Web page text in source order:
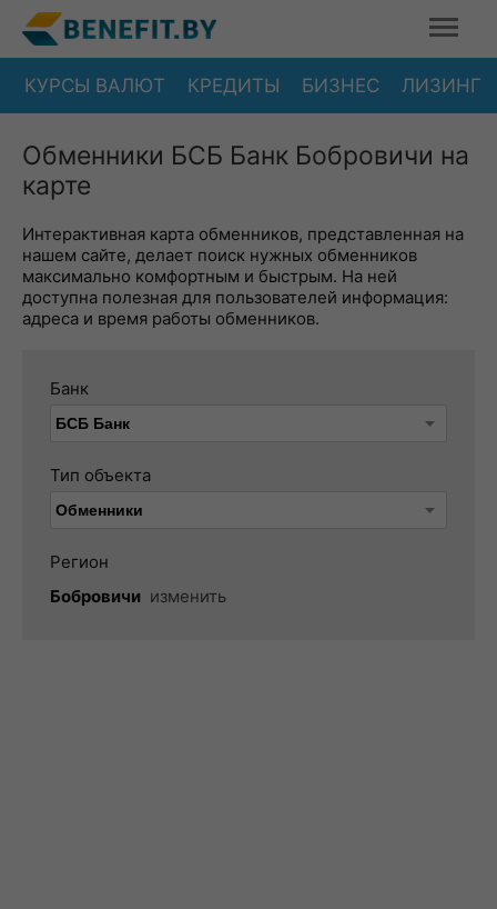
КУРСЫ ВАЛЮТ КРЕДИТЫ БИЗНЕС ЛИЗИНГ
Обменники БСБ Банк Бобровичи на
карте
Интерактивная карта обменников, представленная на
нашем сайте, делает поиск нужных обменников
максимально комфортным и быстрым. На ней
доступна полезная для пользователей информация:
адреса и время работы обменников.
Банк
Тип объекта
Регион
Бобровичи изменить